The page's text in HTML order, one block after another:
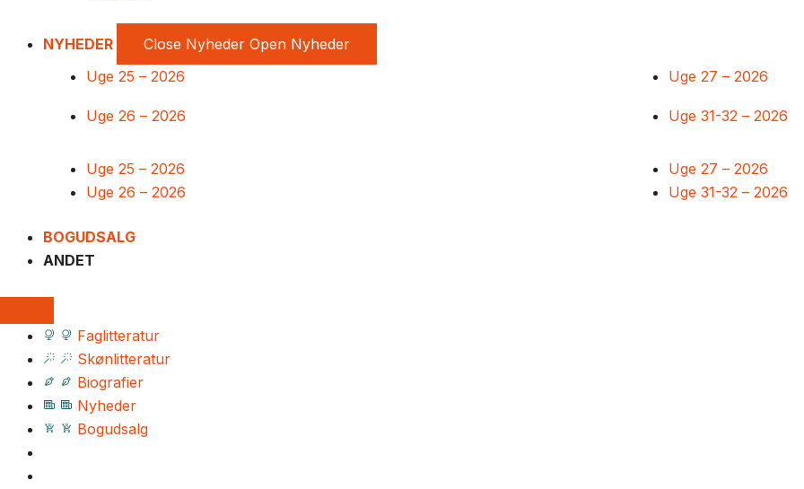
NYHEDER Close Nyheder Open Nyheder
Uge 25 – 2026
Uge 26 – 2026
Uge 27 – 2026
Uge 31-32 – 2026
Uge 25 – 2026
Uge 26 – 2026
Uge 27 – 2026
Uge 31-32 – 2026
BOGUDSALG
ANDET
Faglitteratur
Skønlitteratur
Biografier
Nyheder
Bogudsalg